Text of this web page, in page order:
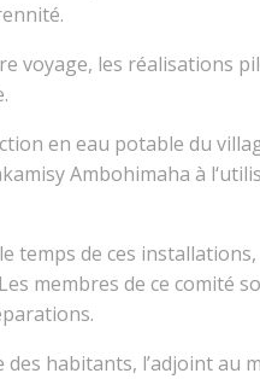
voyage, les réalisations
en eau potable du
Ambohimaha à
temps de ces
membres de ce
habitants, l’adjoint au